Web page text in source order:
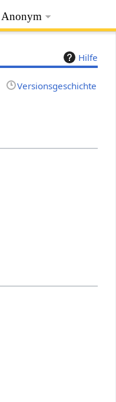
Anonym
Hilfe
Versionsgeschichte